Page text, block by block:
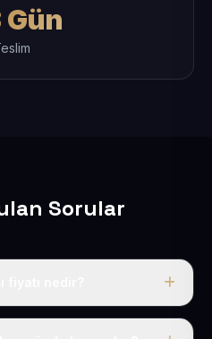
Gün
Sorular
USD + KDV. Bu bedele alan